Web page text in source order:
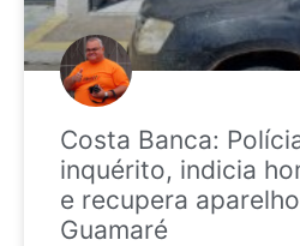
Costa Banca:
inquérito, indicia
e recupera
Guamaré